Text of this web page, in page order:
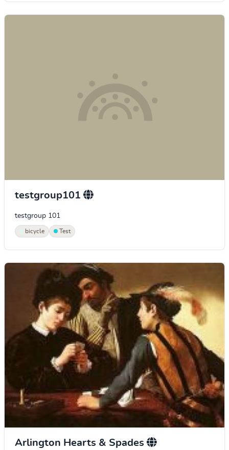
testgroup101
testgroup 101
bicycle Test
Arlington Hearts & Spades